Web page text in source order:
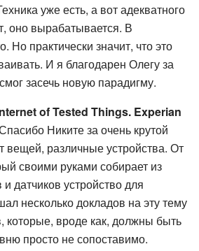
уже есть, а вот адекватного
оно вырабатывается. В
Но практически значит, что это
И я благодарен Олегу за
засечь новую парадигму.
of Tested Things. Experian
Никите за очень крутой
вещей, различные устройства. От
своими руками собирает из
датчиков устройство для
несколько докладов на эту тему
которые, вроде как, должны быть
просто не сопоставимо.